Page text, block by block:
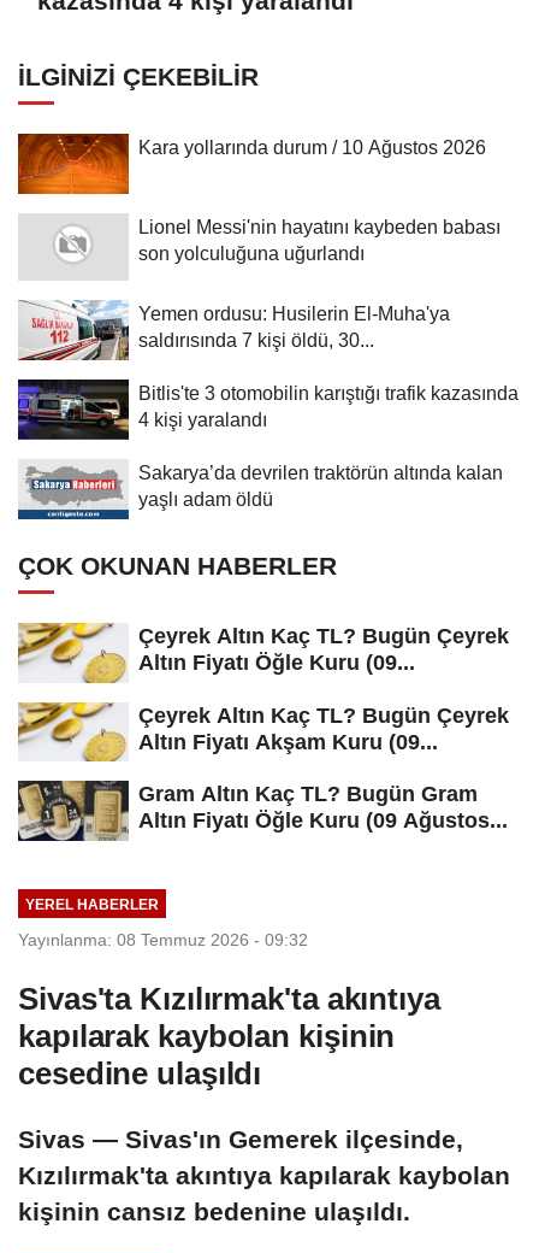
İLGINIZI ÇEKEBILIR
Kara yollarında durum / 10 Ağustos 2026
Lionel Messi'nin hayatını kaybeden babası
son yolculuğuna uğurlandı
Yemen ordusu: Husilerin El-Muha'ya
saldırısında 7 kişi öldü, 30...
Bitlis'te 3 otomobilin karıştığı trafik kazasında
4 kişi yaralandı
Sakarya’da devrilen traktörün altında kalan
yaşlı adam öldü
ÇOK OKUNAN HABERLER
Çeyrek Altın Kaç TL? Bugün Çeyrek
Altın Fiyatı Öğle Kuru (09...
Çeyrek Altın Kaç TL? Bugün Çeyrek
Altın Fiyatı Akşam Kuru (09...
Gram Altın Kaç TL? Bugün Gram
Altın Fiyatı Öğle Kuru (09 Ağustos...
YEREL HABERLER
Yayınlanma: 08 Temmuz 2026 - 09:32
Sivas'ta Kızılırmak'ta akıntıya
kapılarak kaybolan kişinin
cesedine ulaşıldı
Sivas — Sivas'ın Gemerek ilçesinde,
Kızılırmak'ta akıntıya kapılarak kaybolan
kişinin cansız bedenine ulaşıldı.